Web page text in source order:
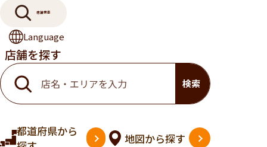
店舗検索
Language
店舗を探す
検索
都道府県から
地図から探す